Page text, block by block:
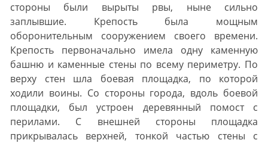
стороны были вырыты рвы, ныне сильно
заплывшие. Крепость была мощным
оборонительным сооружением своего времени.
Крепость первоначально имела одну каменную
башню и каменные стены по всему периметру. По
верху стен шла боевая площадка, по которой
ходили воины. Со стороны города, вдоль боевой
площадки, был устроен деревянный помост с
перилами. С внешней стороны площадка
прикрывалась верхней, тонкой частью стены с